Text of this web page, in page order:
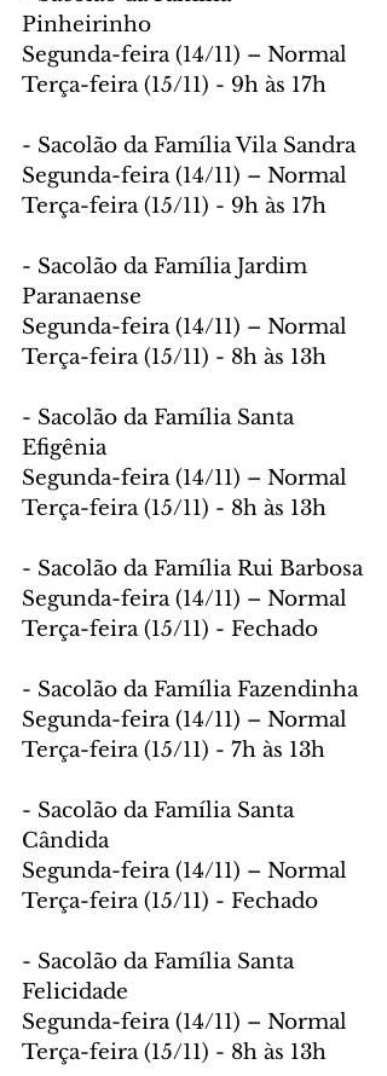
Pinheirinho
Segunda-feira (14/11) – Normal
Terça-feira (15/11) - 9h às 17h
- Sacolão da Família Vila Sandra
Segunda-feira (14/11) – Normal
Terça-feira (15/11) - 9h às 17h
- Sacolão da Família Jardim
Paranaense
Segunda-feira (14/11) – Normal
Terça-feira (15/11) - 8h às 13h
- Sacolão da Família Santa
Efigênia
Segunda-feira (14/11) – Normal
Terça-feira (15/11) - 8h às 13h
- Sacolão da Família Rui Barbosa
Segunda-feira (14/11) – Normal
Terça-feira (15/11) - Fechado
- Sacolão da Família Fazendinha
Segunda-feira (14/11) – Normal
Terça-feira (15/11) - 7h às 13h
- Sacolão da Família Santa
Cândida
Segunda-feira (14/11) – Normal
Terça-feira (15/11) - Fechado
- Sacolão da Família Santa
Felicidade
Segunda-feira (14/11) – Normal
Terça-feira (15/11) - 8h às 13h